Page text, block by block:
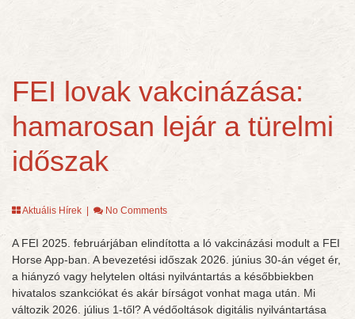
FEI lovak vakcinázása:
hamarosan lejár a türelmi
időszak
Aktuális Hírek No Comments
A FEI 2025. februárjában elindította a ló vakcinázási modult a FEI
Horse App-ban. A bevezetési időszak 2026. június 30-án véget ér,
a hiányzó vagy helytelen oltási nyilvántartás a későbbiekben
hivatalos szankciókat és akár bírságot vonhat maga után. Mi
változik 2026. július 1-től? A védőoltások digitális nyilvántartása